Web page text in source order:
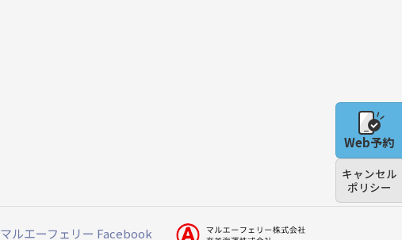
マルエーフェリー Facebook
Web予約
キャンセル
ポリシー